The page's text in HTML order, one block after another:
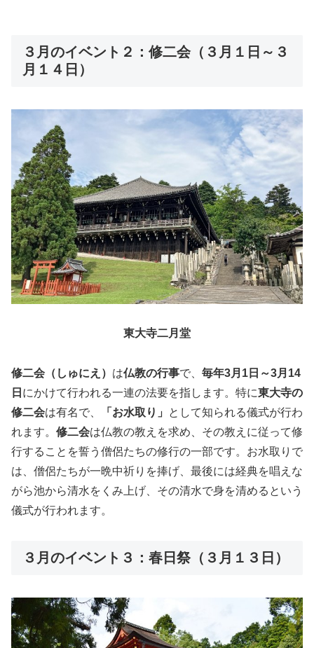
３月のイベント２：修二会（３月１日～３
月１４日）
東大寺二月堂
修二会（しゅにえ） は仏教の行事で、 毎年3月1日～3月14
日 にかけて行われる一連の法要を指します。特に東大寺の
修二会は有名で、 「お水取り」
として知られる儀式が行わ
れます。 修二会は仏教の教えを求め、その教えに従って修
行することを誓う僧侶たちの修行の一部です。お水取りで
は、僧侶たちが一晩中祈りを捧げ、最後には経典を唱えな
がら池から清水をくみ上げ、その清水で身を清めるという
儀式が行われます。
３月のイベント３：春日祭（３月１３日）